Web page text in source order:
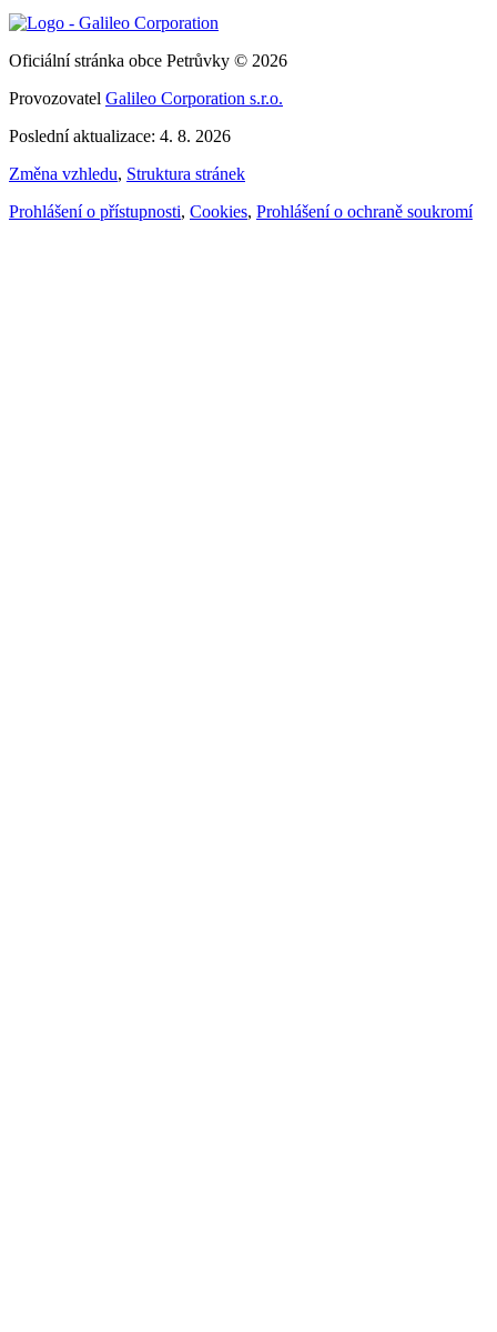
Oficiální stránka obce Petrůvky © 2026
Provozovatel Galileo Corporation s.r.o.
Poslední aktualizace: 4. 8. 2026
Změna vzhledu, Struktura stránek
Prohlášení o přístupnosti, Cookies, Prohlášení o ochraně soukromí